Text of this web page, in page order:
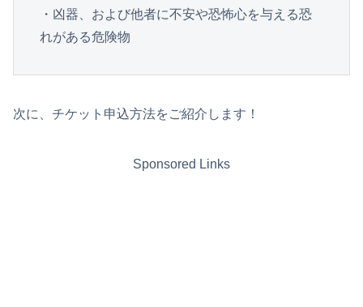
・凶器、および他者に不安や恐怖心を与える恐
れがある危険物
次に、チケット申込方法をご紹介します！
Sponsored Links